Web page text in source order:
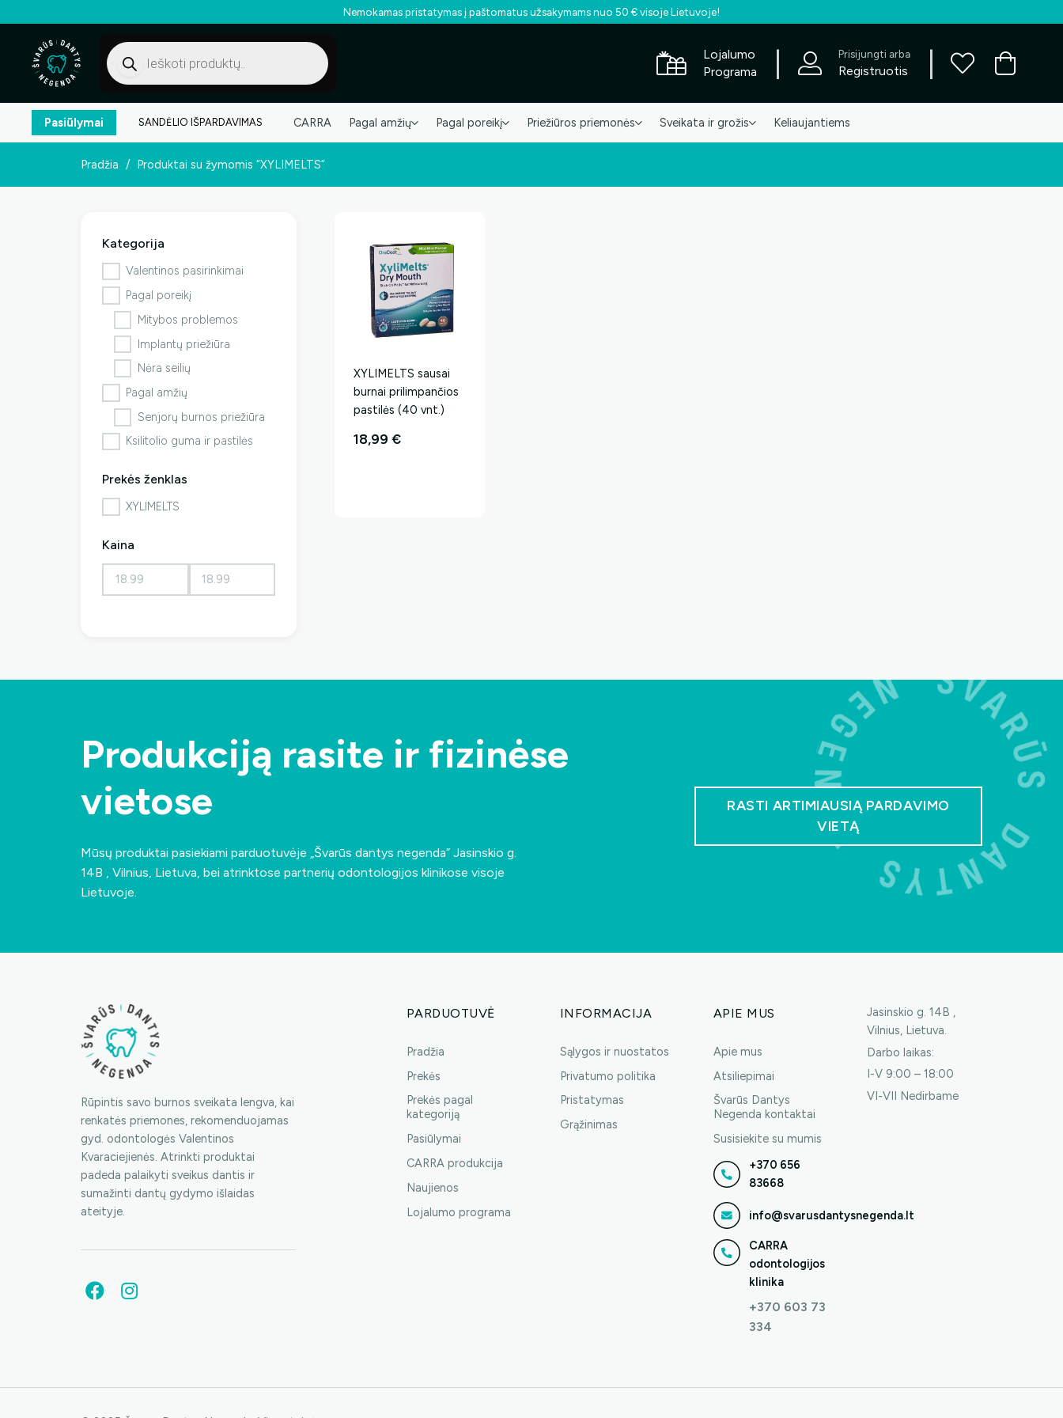
Nemokamas pristatymas į paštomatus užsakymams nuo 50 € visoje Lietuvoje!
Products
search
Lojalumo
Programa
Prisijungti arba
Registruotis
Pasiūlymai SANDĖLIO IŠPARDAVIMAS CARRA Pagal amžių Pagal poreikį Priežiūros priemonės Sveikata ir grožis Keliaujantiems
Pradžia / Produktai su žymomis “XYLIMELTS”
Kategorija
Valentinos pasirinkimai
Pagal poreikį
Mitybos problemos
Implantų priežiūra
Nėra seilių
Pagal amžių
Senjorų burnos priežiūra
Ksilitolio guma ir pastilės
Prekės ženklas
XYLIMELTS
Kaina
XYLIMELTS sausai
burnai prilimpančios
pastilės (40 vnt.)
18,99 €
Produkciją rasite ir fizinėse
vietose
Mūsų produktai pasiekiami parduotuvėje „Švarūs dantys negenda” Jasinskio g.
14B , Vilnius, Lietuva , bei atrinktose partnerių odontologijos klinikose visoje
Lietuvoje.
RASTI ARTIMIAUSIĄ PARDAVIMO
VIETĄ
Rūpintis savo burnos sveikata lengva, kai
renkatės priemones, rekomenduojamas
gyd. odontologės Valentinos
Kvaraciejienės. Atrinkti produktai
padeda palaikyti sveikus dantis ir
sumažinti dantų gydymo išlaidas
ateityje.
PARDUOTUVĖ
Pradžia
Prekės
Prekės pagal
kategoriją
Pasiūlymai
CARRA produkcija
Naujienos
Lojalumo programa
INFORMACIJA
Sąlygos ir nuostatos
Privatumo politika
Pristatymas
Grąžinimas
APIE MUS
Apie mus
Atsiliepimai
Švarūs Dantys
Negenda kontaktai
Susisiekite su mumis
+370 656
83668
info@svarusdantysnegenda.lt
CARRA
odontologijos
klinika
+370 603 73
334
Jasinskio g. 14B ,
Vilnius, Lietuva.
Darbo laikas:
I-V 9:00 – 18:00
VI-VII Nedirbame